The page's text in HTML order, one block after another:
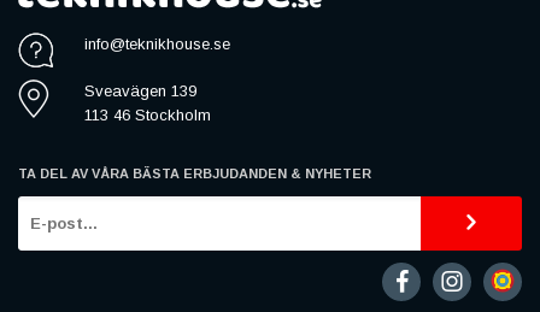
info@teknikhouse.se
Sveavägen 139
113 46 Stockholm
TA DEL AV VÅRA BÄSTA ERBJUDANDEN & NYHETER